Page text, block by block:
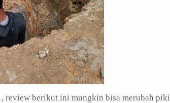
review berikut ini mungkin bisa merubah